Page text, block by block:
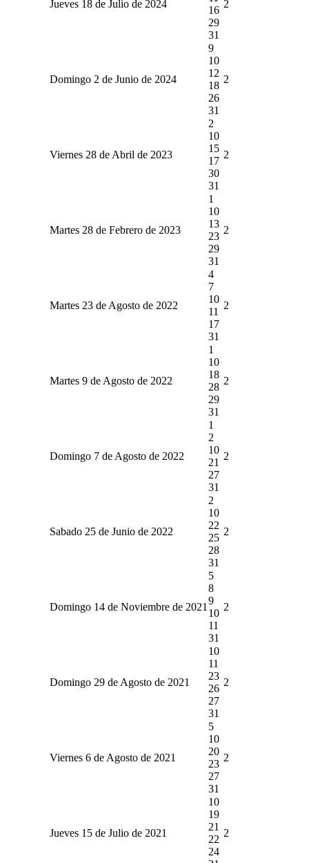
Jueves 18 de Julio de 2024
16
29
31
2
Domingo 2 de Junio de 2024
9
10
12
18
26
31
2
Viernes 28 de Abril de 2023
2
10
15
17
30
31
2
Martes 28 de Febrero de 2023
1
10
13
23
29
31
2
Martes 23 de Agosto de 2022
4
7
10
11
17
31
2
Martes 9 de Agosto de 2022
1
10
18
28
29
31
2
Domingo 7 de Agosto de 2022
1
2
10
21
27
31
2
Sabado 25 de Junio de 2022
2
10
22
25
28
31
2
Domingo 14 de Noviembre de 2021
5
8
9
10
11
31
2
Domingo 29 de Agosto de 2021
10
11
23
26
27
31
2
Viernes 6 de Agosto de 2021
5
10
20
23
27
31
2
Jueves 15 de Julio de 2021
10
19
21
22
24
2